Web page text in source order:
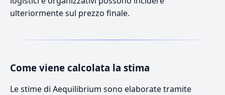
ulteriormente sul prezzo finale.
Come viene calcolata la stima
Le stime di Aequilibrium sono elaborate tramite